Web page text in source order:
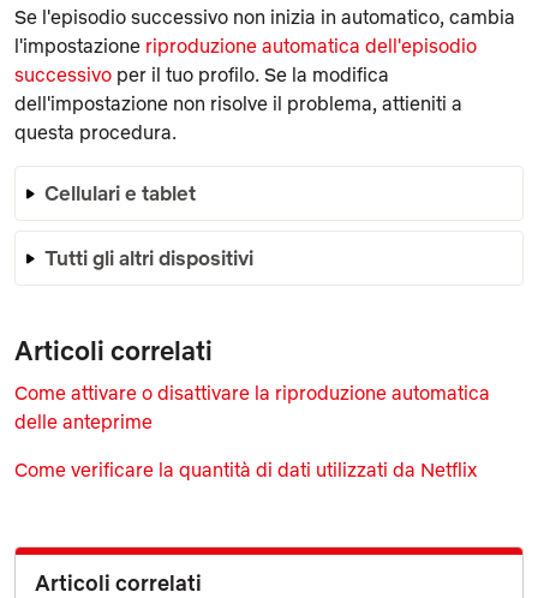
Se l'episodio successivo non inizia in automatico, cambia
l'impostazione riproduzione automatica dell'episodio
successivo per il tuo profilo. Se la modifica
dell'impostazione non risolve il problema, attieniti a
questa procedura.
Cellulari e tablet
Tutti gli altri dispositivi
Articoli correlati
Come attivare o disattivare la riproduzione automatica
delle anteprime
Come verificare la quantità di dati utilizzati da Netflix
Articoli correlati